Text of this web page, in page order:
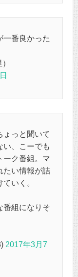
一番良かった
ょっと聞いて
い、こーでも
ーク番組。マ
たい情報が詰
いく。
番組になりそ
2017年3月7